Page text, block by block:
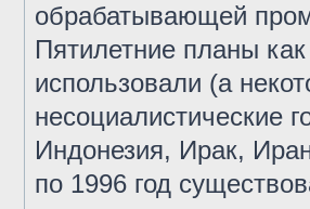
обрабатывающей
Пятилетние планы
использовали (а
несоциалистические
Индонезия, Ирак,
по 1996 год